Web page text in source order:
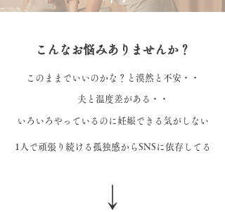
こんなお悩みありませんか？
このままでいいのかな？と漠然と不安・・
夫と温度差がある・・
​いろいろやっているのに妊娠できる気がしない
​1人で頑張り続ける孤独感からSNSに依存してる
↓